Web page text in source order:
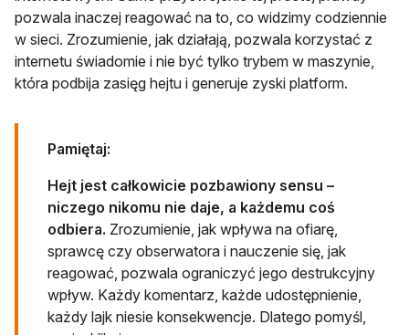
pozwala inaczej reagować na to, co widzimy codziennie
w sieci. Zrozumienie, jak działają, pozwala korzystać z
internetu świadomie i nie być tylko trybem w maszynie,
która podbija zasięg hejtu i generuje zyski platform.
Pamiętaj:
Hejt jest całkowicie pozbawiony sensu –
niczego nikomu nie daje, a każdemu coś
odbiera. Zrozumienie, jak wpływa na ofiarę,
sprawcę czy obserwatora i nauczenie się, jak
reagować, pozwala ograniczyć jego destrukcyjny
wpływ. Każdy komentarz, każde udostępnienie,
każdy lajk niesie konsekwencje. Dlatego pomyśl,